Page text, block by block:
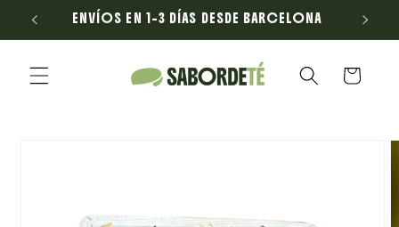
directamente
al contenido
ENVÍOS EN 1–3 DÍAS DESDE BARCELONA
Carrito